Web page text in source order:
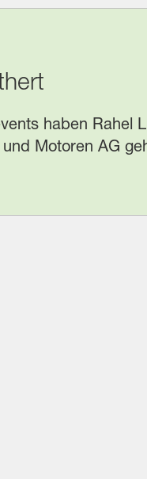
haben Rahel
Motoren AG